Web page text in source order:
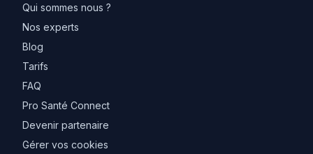
Qui sommes nous ?
Nos experts
Blog
Tarifs
FAQ
Pro Santé Connect
Devenir partenaire
Gérer vos cookies